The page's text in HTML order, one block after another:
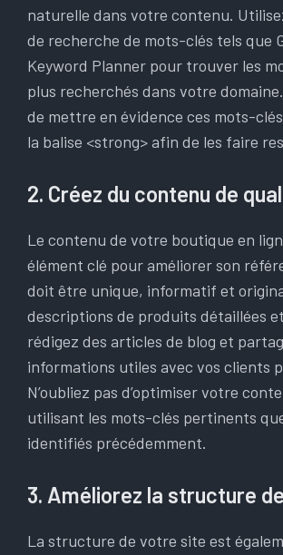
naturelle dans votre contenu.
de recherche de mots-clés tels que
Keyword Planner pour trouver les
plus recherchés dans votre domaine.
de mettre en évidence ces mots-
la balise <strong> afin de les faire
2. Créez du contenu de
Le contenu de votre boutique en
élément clé pour améliorer son
doit être unique, informatif et
descriptions de produits détaillées
rédigez des articles de blog et
informations utiles avec vos clients
N’oubliez pas d’optimiser votre
utilisant les mots-clés pertinents
identifiés précédemment.
3. Améliorez la structure
La structure de votre site est